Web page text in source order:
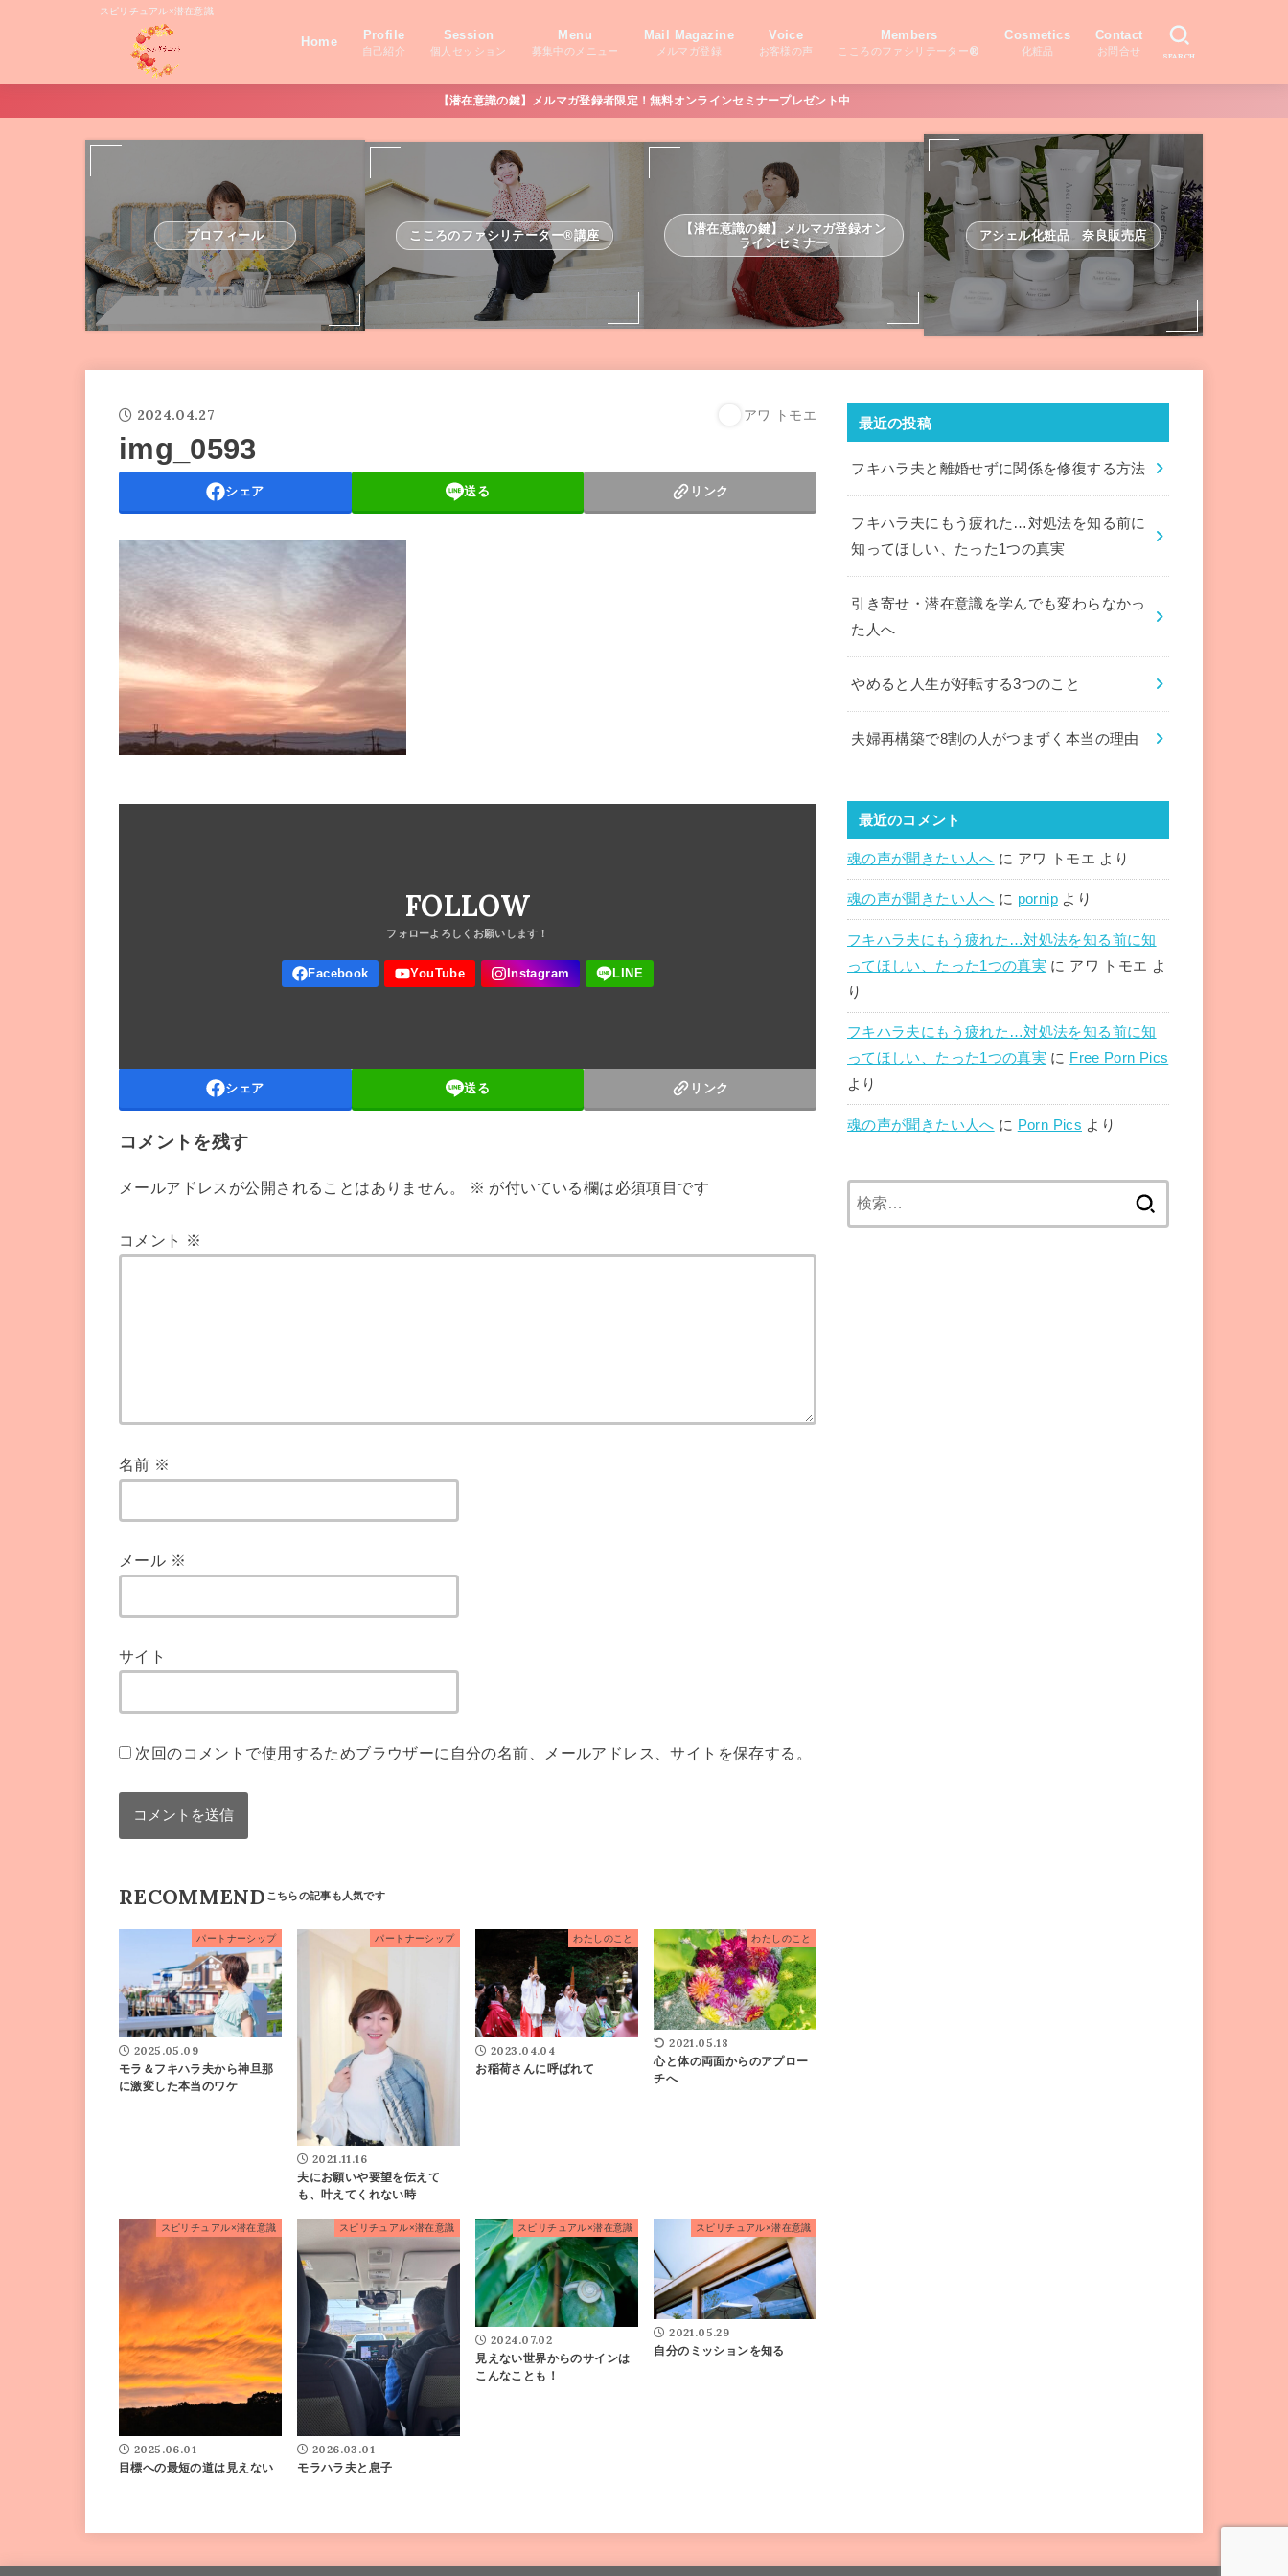
スピリチュアル×潜在意識
Home Profile
自己紹介
Session
個人セッション
Menu
募集中のメニュー
Mail Magazine
メルマガ登録
Voice
お客様の声
Members
こころのファシリテーター®
Cosmetics
化粧品
Contact
お問合せ SEARCH
【潜在意識の鍵】メルマガ登録者限定！無料オンラインセミナープレゼント中
プロフィール こころのファシリテーター®講座
【潜在意識の鍵】メルマガ登録オン
ラインセミナー
アシェル化粧品 奈良販売店
2024.04.27 アワ トモエ
img_0593
シェア 送る リンク
FOLLOW
シェア 送る リンク
コメントを残す
メールアドレスが公開されることはありません。 ※ が付いている欄は必須項目です
コメント ※
名前 ※
メール ※
サイト
次回のコメントで使用するためブラウザーに自分の名前、メールアドレス、サイトを保存する。
RECOMMEND
パートナーシップ
2025.05.09
モラ＆フキハラ夫から神旦那
に激変した本当のワケ
パートナーシップ
2021.11.16
夫にお願いや要望を伝えて
も、叶えてくれない時
わたしのこと
2023.04.04
お稲荷さんに呼ばれて
わたしのこと
2021.05.18
心と体の両面からのアプロー
チへ
スピリチュアル×潜在意識
2025.06.01
目標への最短の道は見えない
スピリチュアル×潜在意識
2026.03.01
モラハラ夫と息子
スピリチュアル×潜在意識
2024.07.02
見えない世界からのサインは
こんなことも！
スピリチュアル×潜在意識
2021.05.29
自分のミッションを知る
最近の投稿
フキハラ夫と離婚せずに関係を修復する方法
フキハラ夫にもう疲れた…対処法を知る前に
知ってほしい、たった1つの真実
引き寄せ・潜在意識を学んでも変わらなかっ
た人へ
やめると人生が好転する3つのこと
夫婦再構築で8割の人がつまずく本当の理由
最近のコメント
魂の声が聞きたい人へ に アワ トモエ より
魂の声が聞きたい人へ に pornipより
フキハラ夫にもう疲れた…対処法を知る前に知
ってほしい、たった1つの真実 に アワ トモエ よ
り
フキハラ夫にもう疲れた…対処法を知る前に知
ってほしい、たった1つの真実 に Free Porn Pics
より
魂の声が聞きたい人へ に Porn Pics より